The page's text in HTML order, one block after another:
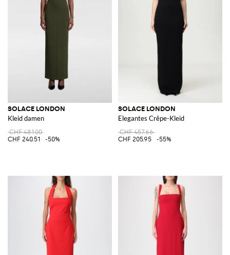
SOLACE LONDON
Kleid damen
CHF 481.00
CHF 240.51
-50%
SOLACE LONDON
Elegantes Crêpe-Kleid
CHF 457.66
CHF 205.95
-55%